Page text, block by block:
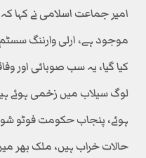
امیر جماعت اسلامی نے کہا
موجود ہے، ارلی وارننگ
کیا گیا، یہ سب صوبائی اور
ہوئے، پنجاب حکومت فوٹو
حالات خراب ہیں، ملک بھر